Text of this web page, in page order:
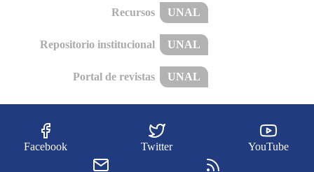
Recursos UNAL
Repositorio institucional UNAL
Portal de revistas UNAL
Facebook Twitter YouTube